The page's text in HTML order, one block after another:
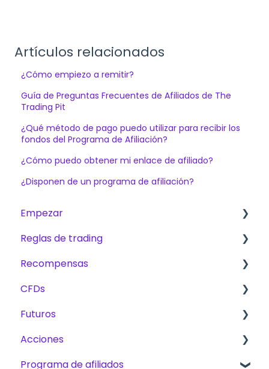
Artículos relacionados
¿Cómo empiezo a remitir?
Guía de Preguntas Frecuentes de Afiliados de The
Trading Pit
¿Qué método de pago puedo utilizar para recibir los
fondos del Programa de Afiliación?
¿Cómo puedo obtener mi enlace de afiliado?
¿Disponen de un programa de afiliación?
Empezar
Primeros pasos
The Trading Pit – Quiénes somos
Compras
Productos
Verificación de cuenta
Trading
Reglas de trading
Reglas básicas para CFD, Futuros y Acciones
CFD
Futuros
Acciones
Recompensas
Comisiones
Métodos de recompensas
CFDs
Productos
Trading
Desafíos
Futuros
Plan de Escalado
Challenges
Acciones
Desafíos
Programa de afiliados